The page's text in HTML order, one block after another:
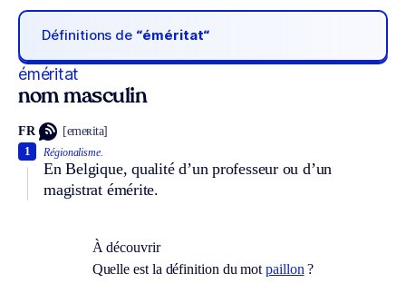
Définitions de “éméritat“
éméritat
nom masculin
FR [emeʀita]
Régionalisme.
En Belgique, qualité d’un professeur ou d’un
magistrat émérite.
1
À découvrir
Quelle est la définition du motpaillon ?